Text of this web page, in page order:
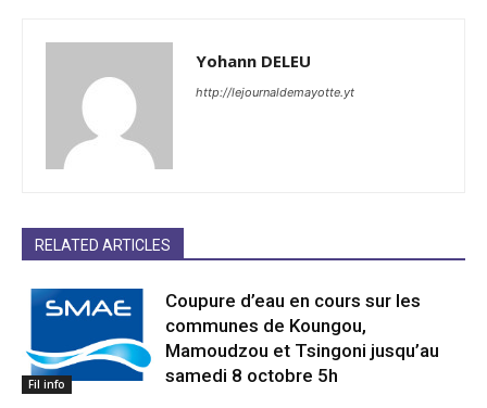
Yohann DELEU
http://lejournaldemayotte.yt
RELATED ARTICLES
Fil info
Coupure d’eau en cours sur les
communes de Koungou,
Mamoudzou et Tsingoni jusqu’au
samedi 8 octobre 5h